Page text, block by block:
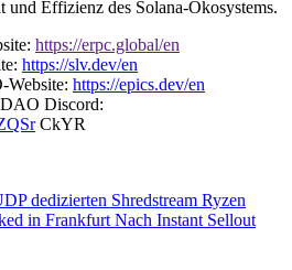
und Effizienz des Solana-Ökosystems.
https://erpc.global/en
https://slv.dev/en
https://epics.dev/en
Discord:
CkYR
dedizierten Shredstream Ryzen
in Frankfurt Nach Instant Sellout